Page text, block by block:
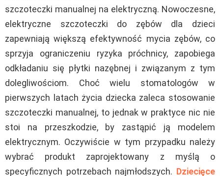
szczoteczki manualnej na elektryczną. Nowoczesne,
elektryczne szczoteczki do zębów dla dzieci
zapewniają większą efektywność mycia zębów, co
sprzyja ograniczeniu ryzyka próchnicy, zapobiega
odkładaniu się płytki nazębnej i związanym z tym
dolegliwościom. Choć wielu stomatologów w
pierwszych latach życia dziecka zaleca stosowanie
szczoteczki manualnej, to jednak w praktyce nic nie
stoi na przeszkodzie, by zastąpić ją modelem
elektrycznym. Oczywiście w tym przypadku należy
wybrać produkt zaprojektowany z myślą o
specyficznych potrzebach najmłodszych. Dziecięce